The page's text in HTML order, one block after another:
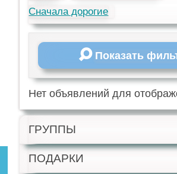
Сначала дорогие
Показать
Нет объявлений для
ГРУППЫ
ПОДАРКИ